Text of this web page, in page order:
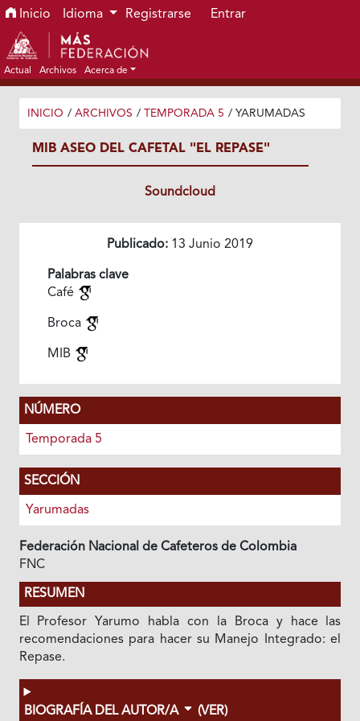
Ir al menú de navegación principal
Ir al contenido principal
Ir al pie de página del sitio
Inicio Idioma Registrarse Entrar
Actual Archivos Acerca de
INICIO / ARCHIVOS / TEMPORADA 5 / YARUMADAS
MIB ASEO DEL CAFETAL "EL REPASE"
Soundcloud
Publicado: 13 Junio 2019
Palabras clave
Café
Broca
MIB
NÚMERO
Temporada 5
SECCIÓN
Yarumadas
Federación Nacional de Cafeteros de Colombia
FNC
RESUMEN
El Profesor Yarumo habla con la Broca y hace las
recomendaciones para hacer su Manejo Integrado: el
Repase.
BIOGRAFÍA DEL AUTOR/A (VER)